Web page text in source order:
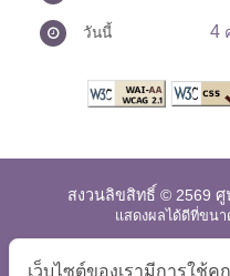
วันนี้ 4
สงวนลิขสิทธิ์ © 2569
แสดงผลได้ดีที่ขนา
แผนผังเว็บไซต์ คำถ
เว็บไซต์ของเรามีการใช้